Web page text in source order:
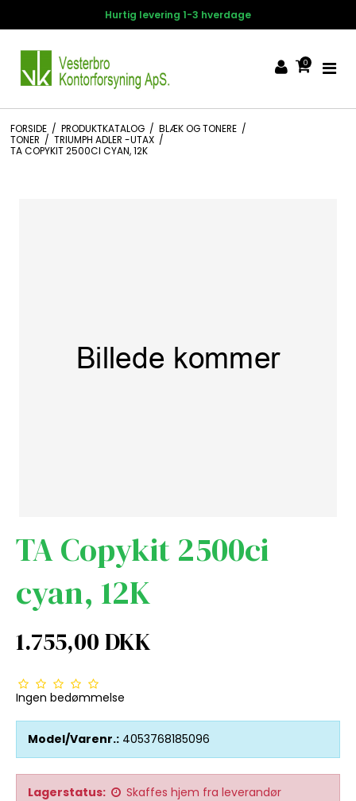
Hurtig levering 1-3 hverdage
0
FORSIDE / PRODUKTKATALOG / BLÆK OG TONERE /
TONER / TRIUMPH ADLER -UTAX /
TA COPYKIT 2500CI CYAN, 12K
TA Copykit 2500ci
cyan, 12K
1.755,00 DKK
Ingen bedømmelse
Model/Varenr.: 4053768185096
Lagerstatus: Skaffes hjem fra leverandør